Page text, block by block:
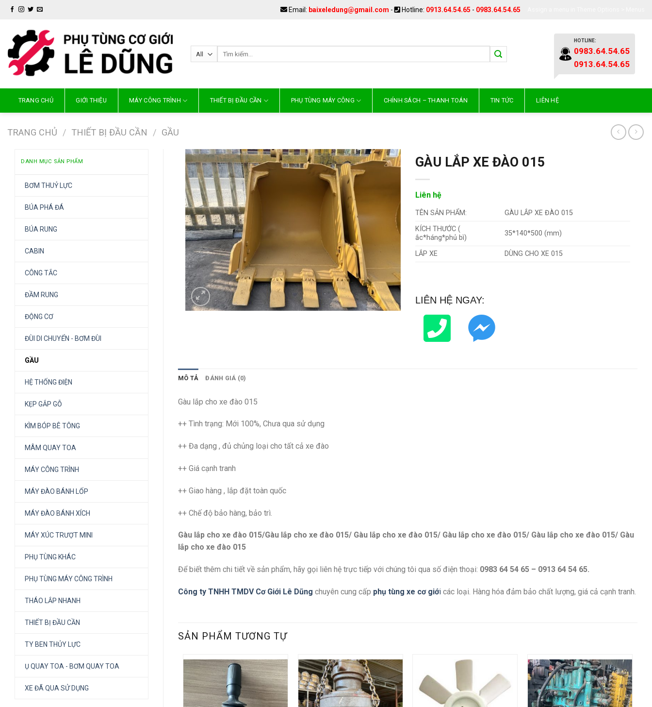
Skip
Email: baixeledung@gmail.com - Hotline: 0913.64.54.65 - 0983.64.54.65
HOTLINE:
0983.64.54.65
0913.64.54.65
TRANG CHỦ GIỚI THIỆU MÁY CÔNG TRÌNH THIẾT BỊ ĐẦU CẦN PHỤ TÙNG MÁY CÔNG CHÍNH SÁCH – THANH TOÁN TIN TỨC LIÊN HỆ
TRANG CHỦ / THIẾT BỊ ĐẦU CẦN / GẦU
DANH MỤC SẢN PHẨM
BƠM THUỶ LỰC
BÚA PHÁ ĐÁ
BÚA RUNG
CABIN
CÔNG TẮC
ĐẦM RUNG
ĐỘNG CƠ
ĐÙI DI CHUYỂN - BƠM ĐÙI
GẦU
HỆ THỐNG ĐIỆN
KẸP GẮP GỖ
KÌM BÓP BÊ TÔNG
MÂM QUAY TOA
MÁY CÔNG TRÌNH
MÁY ĐÀO BÁNH LỐP
MÁY ĐÀO BÁNH XÍCH
MÁY XÚC TRƯỢT MINI
PHỤ TÙNG KHÁC
PHỤ TÙNG MÁY CÔNG TRÌNH
THÁO LẮP NHANH
THIẾT BỊ ĐẦU CẦN
TY BEN THỦY LỰC
Ụ QUAY TOA - BƠM QUAY TOA
XE ĐÃ QUA SỬ DỤNG
GÀU LẮP XE ĐÀO 015
Liên hệ
TÊN SẢN PHẨM:
GÀU LẮP XE ĐÀO 015
KÍCH THƯỚC (
ắc*háng*phủ bì)
35*140*500 (mm)
LẮP XE DÙNG CHO XE 015
LIÊN HỆ NGAY:
MÔ TẢ ĐÁNH GIÁ (0)
Gàu lắp cho xe đào 015
++ Tình trạng: Mới 100%, Chưa qua sử dụng
++ Đa dạng , đủ chủng loại cho tất cả xe đào
++ Giá cạnh tranh
++ Giao hàng , lắp đặt toàn quốc
++ Chế độ bảo hàng, bảo trì.
Gàu lắp cho xe đào 015/Gàu lắp cho xe đào 015/ Gàu lắp cho xe đào 015/ Gàu lắp cho xe đào 015/ Gàu lắp cho xe đào 015/ Gàu
lắp cho xe đào 015
Để biết thêm chi tiết về sản phẩm, hãy gọi liên hệ trực tiếp với chúng tôi qua số điện thoại: 0983 64 54 65 – 0913 64 54 65.
Công ty TNHH TMDV Cơ Giới Lê Dũng chuyên cung cấp phụ tùng xe cơ giới các loại. Hàng hóa đảm bảo chất lượng, giá cả cạnh tranh.
SẢN PHẨM TƯƠNG TỰ